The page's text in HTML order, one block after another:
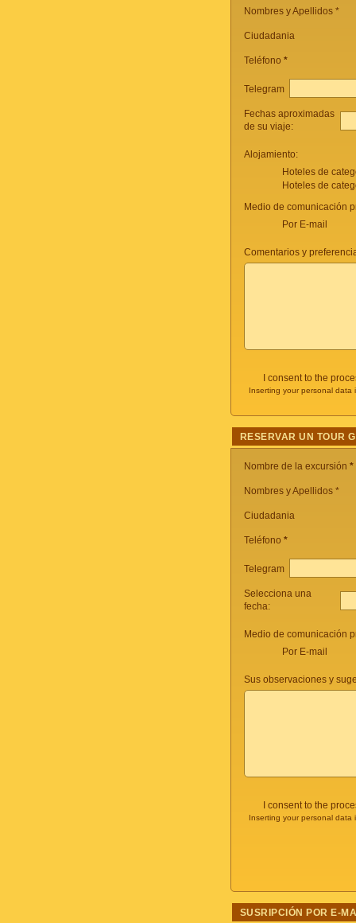
Nombres y Apellidos *
Ciudadania
Teléfono *
Telegram
Fechas aproximadas
de su viaje:
Alojamiento:
Hoteles de
Hoteles de
Medio de comunicación
Por E-mail
Comentarios y
I consent to the
Inserting your personal
RESERVAR UN TOUR
Nombre de la excursión *
Nombres y Apellidos *
Ciudadania
Teléfono *
Telegram
Selecciona una
fecha:
Medio de comunicación
Por E-mail
Sus observaciones y
I consent to the
Inserting your personal
SUSRIPCIÓN POR E-